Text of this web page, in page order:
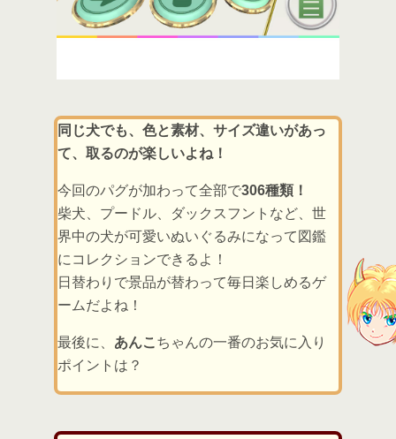
同じ犬でも、色と素材、サイズ違いがあっ
て、取るのが楽しいよね！
今回のパグが加わって全部で306種類！
柴犬、プードル、ダックスフントなど、世
界中の犬が可愛いぬいぐるみになって図鑑
にコレクションできるよ！
日替わりで景品が替わって毎日楽しめるゲ
ームだよね！
最後に、 あんこ ちゃんの一番のお気に入り
ポイントは？